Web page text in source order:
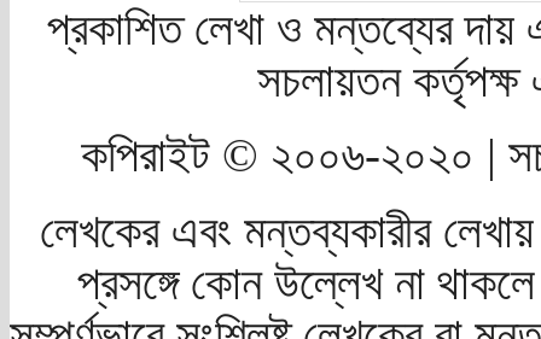
প্রকাশিত লেখা ও মন্তব্যের দায়
সচলায়তন
কপিরাইট © ২০০৬-২০২০ |
লেখকের এবং মন্তব্যকারীর
প্রসঙ্গে কোন উল্লেখ না